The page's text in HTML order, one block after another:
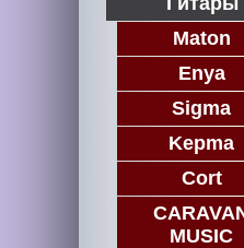
Maton
Enya
Sigma
Kepma
Cort
MUSIC